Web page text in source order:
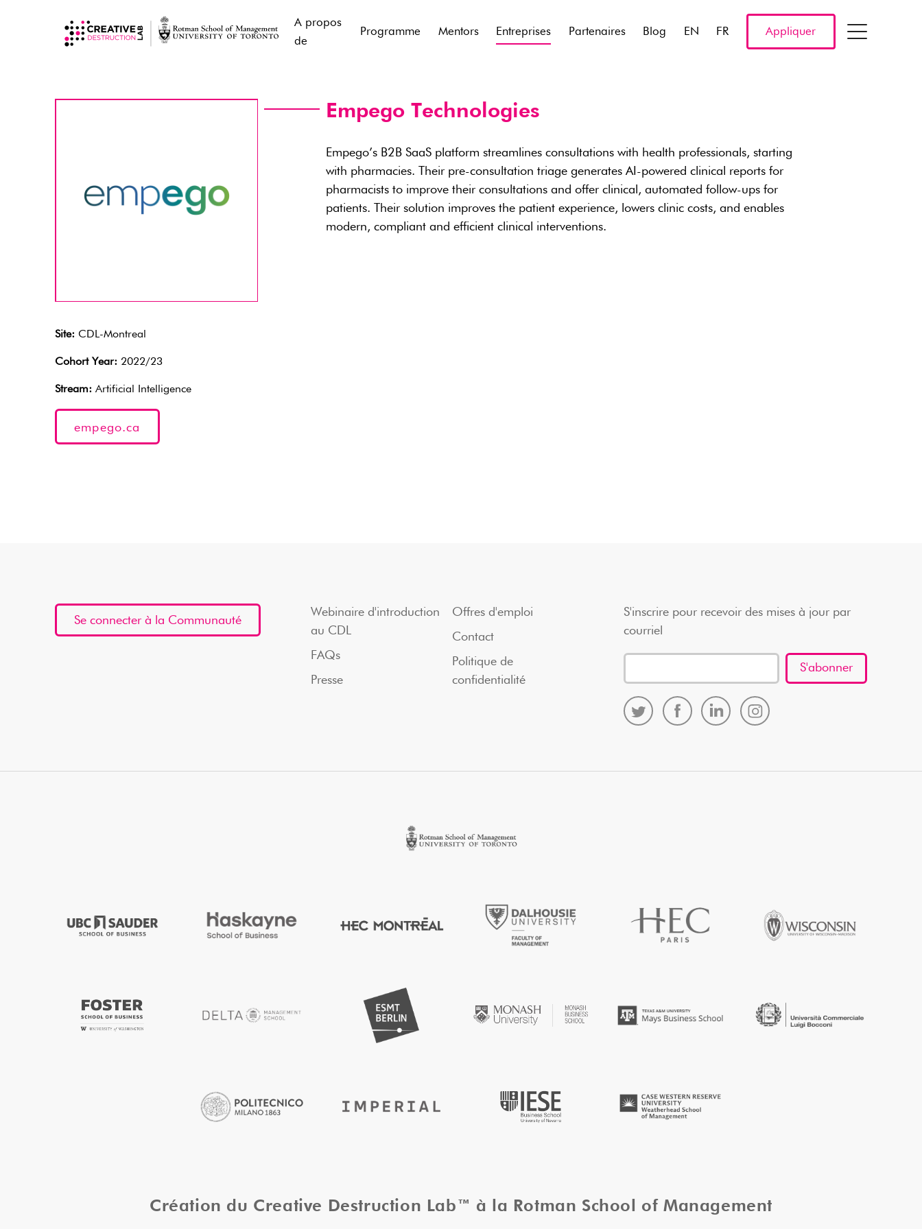
A propos
de
Programme Mentors Entreprises Partenaires Blog EN FR Appliquer
Site: CDL-Montreal
Cohort Year: 2022/23
Stream: Artificial Intelligence
empego.ca
Empego Technologies
Empego’s B2B SaaS platform streamlines consultations with health professionals, starting
with pharmacies. Their pre-consultation triage generates AI-powered clinical reports for
pharmacists to improve their consultations and offer clinical, automated follow-ups for
patients. Their solution improves the patient experience, lowers clinic costs, and enables
modern, compliant and efficient clinical interventions.
Se connecter à la Communauté
Webinaire d'introduction
au CDL
FAQs
Presse
Offres d'emploi
Contact
Politique de
confidentialité
S'inscrire pour recevoir des mises à jour par
courriel
Création du Creative Destruction Lab™ à la Rotman School of Management